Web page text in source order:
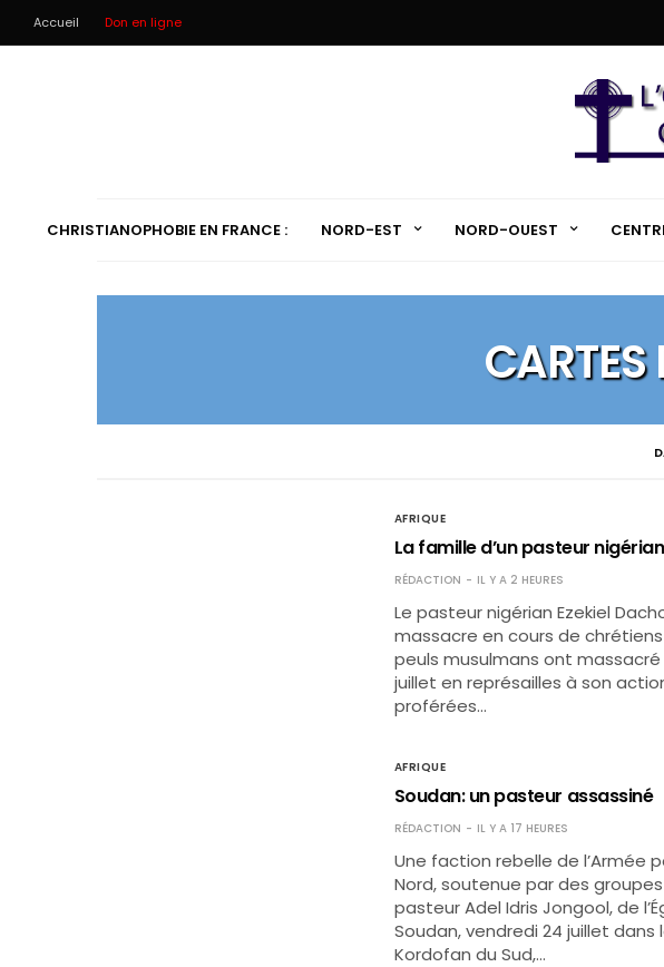
Accueil Don en ligne
CHRISTIANOPHOBIE EN FRANCE : NORD-EST NORD-OUEST
CARTES
AFRIQUE
La famille d’un pasteur
RÉDACTION IL Y A 2 HEURES
Le pasteur nigérian Ezekiel
massacre en cours de
peuls musulmans ont
juillet en représailles à son
proférées…
AFRIQUE
Soudan: un pasteur assassiné
RÉDACTION IL Y A 17 HEURES
Une faction rebelle de l’Armée
Nord, soutenue par des
pasteur Adel Idris Jongool, de
Soudan, vendredi 24 juillet dans
Kordofan du Sud,…